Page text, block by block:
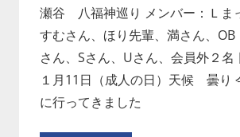
瀬谷 八福神巡り メンバー：Ｌま
すむさん、ほり先輩、満さん、OB
さん、Sさん、Uさん、会員外２名
１月11日（成人の日）天候 曇り
に行ってきました